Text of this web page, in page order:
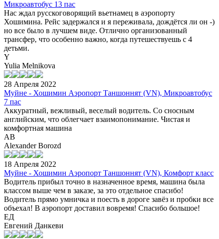
Микроавтобус 13 пас
Нас ждал русскоговорящий вьетнамец в аэропорту
Хошимина. Рейс задержался и я переживала, дождётся ли он -)
но все было в лучшем виде. Отлично организованный
трансфер, что особенно важно, когда путешествуешь с 4
детьми.
Y
Yulia Melnikova
28 Апреля 2022
Муйне - Хошимин Аэропорт Таншоннят (VN), Микроавтобус
7 пас
Аккуратный, вежливый, веселый водитель. Со сносным
английским, что облегчает взаимопонимание. Чистая и
комфортная машина
AB
Alexander Borozd
18 Апреля 2022
Муйне - Хошимин Аэропорт Таншоннят (VN), Комфорт класс
Водитель прибыл точно в назначенное время, машина была
классом выше чем в заказе, за это отдельное спасибо!
Водитель прямо умничка и поесть в дороге завёз и пробки все
объехал! В аэропорт доставил вовремя! Спасибо большое!
ЕД
Евгений Данкеви